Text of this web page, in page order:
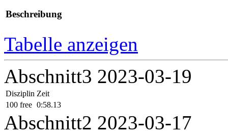
Beschreibung
Tabelle anzeigen
Abschnitt3 2023-03-19
Disziplin Zeit
100 free 0:58.13
Abschnitt2 2023-03-17